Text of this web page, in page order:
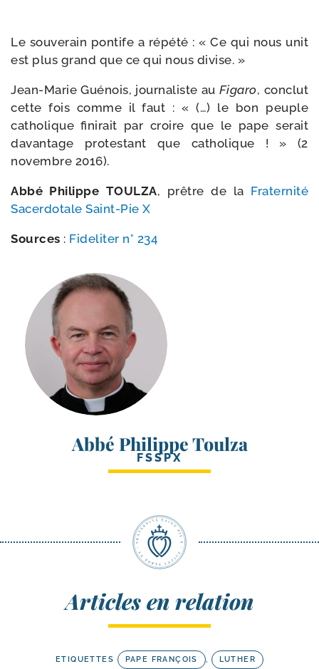
Le sou­ve­rain pon­tife a répé­té : « Ce qui nous unit
est plus grand que ce qui nous divise. »
Jean-​Marie Guénois, jour­na­liste au Figaro, conclut
cette fois comme il faut : « (…) le bon peuple
catho­lique fini­rait par croire que le pape serait
davan­tage pro­tes­tant que catho­lique ! » (2
novembre 2016).
Abbé Philippe TOULZA, prêtre de la Fraternité
Sacerdotale Saint-​Pie X
Sources : Fideliter n° 234
Abbé Philippe Toulza
FSSPX
Articles en relation
ETIQUETTES PAPE FRANÇOIS , LUTHER